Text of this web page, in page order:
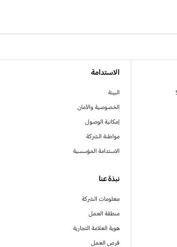
الاستدامة
البيئة
الخصوصية والأمان
إمكانية الوصول
مواطنة الشركة
الاستدامة المؤسسية
نبذة عنا
معلومات الشركة
منطقة العمل
هوية العلامة التجارية
فرص العمل